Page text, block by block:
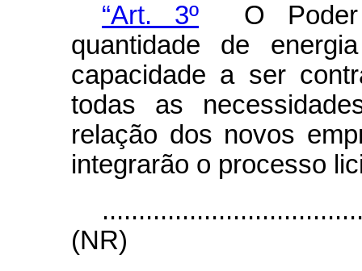
“Art. 3º O Poder
quantidade de
capacidade a ser
todas as
relação dos novos
integrarão o processo
(NR)